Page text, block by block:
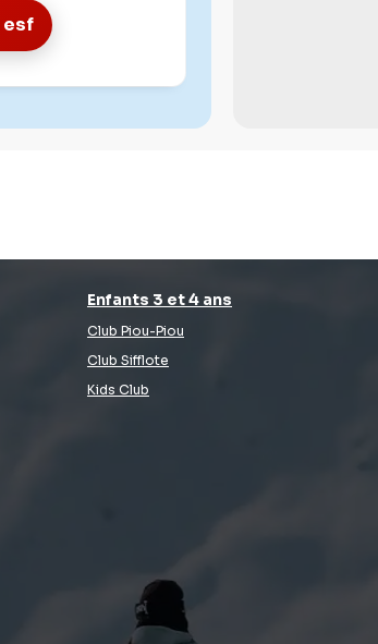
esf
Enfants 3 et 4 ans
Club Piou-Piou
Club Sifflote
Kids Club